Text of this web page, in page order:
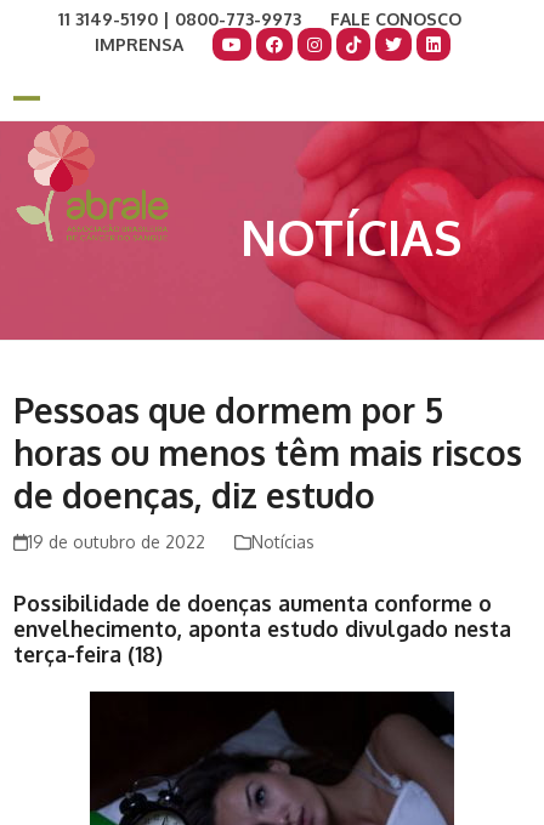
11 3149-5190 | 0800-773-9973
FALE CONOSCO
IMPRENSA
Open
mobile
menu
Close
mobile
menu
NOTÍCIAS
Pessoas que dormem por 5
horas ou menos têm mais riscos
de doenças, diz estudo
19 de outubro de 2022 Notícias
Possibilidade de doenças aumenta conforme o
envelhecimento, aponta estudo divulgado nesta
terça-feira (18)